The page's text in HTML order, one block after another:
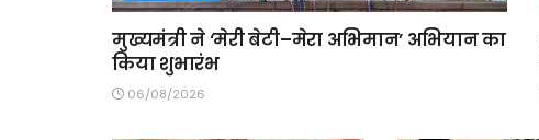
मुख्यमंत्री ने ‘मेरी बेटी–मेरा अभिमान’ अभियान का
किया शुभारंभ
06/08/2026